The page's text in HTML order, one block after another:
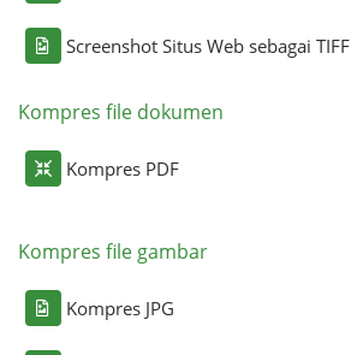
Screenshot Situs Web sebagai TIFF
Kompres file dokumen
Kompres PDF
Kompres file gambar
Kompres JPG